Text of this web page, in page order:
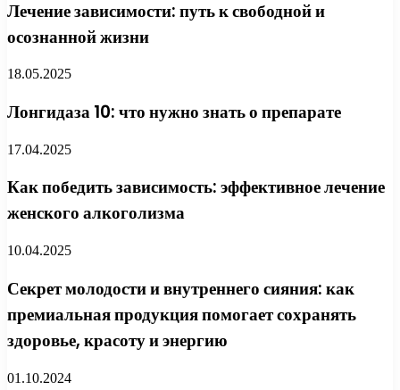
Лечение зависимости: путь к свободной и
осознанной жизни
18.05.2025
Лонгидаза 10: что нужно знать о препарате
17.04.2025
Как победить зависимость: эффективное лечение
женского алкоголизма
10.04.2025
Секрет молодости и внутреннего сияния: как
премиальная продукция помогает сохранять
здоровье, красоту и энергию
01.10.2024